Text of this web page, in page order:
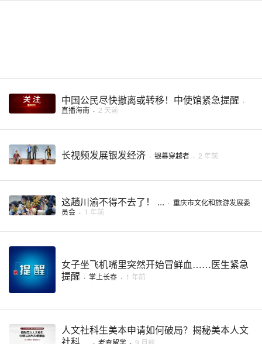
中国公民尽快撤离或转移！中使馆紧急提醒 ·
直播海南 · 2 天前
长视频发展银发经济 · 银幕穿越者 · 2 年前
这趟川渝不得不去了！ ... · 重庆市文化和旅游发展委
员会 · 1 年前
女子坐飞机嘴里突然开始冒鲜血……医生紧急
提醒 · 掌上长春 · 1 年前
人文社科生美本申请如何破局？揭秘美本人文